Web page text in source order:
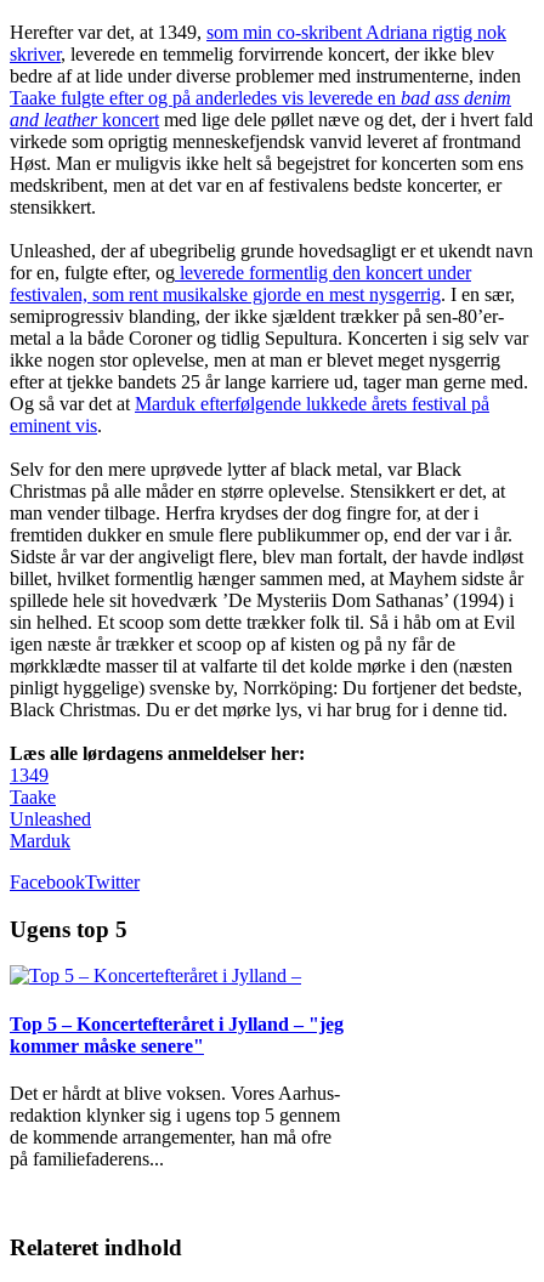
Herefter var det, at 1349, som min co-skribent Adriana rigtig nok
skriver, leverede en temmelig forvirrende koncert, der ikke blev
bedre af at lide under diverse problemer med instrumenterne, inden
Taake fulgte efter og på anderledes vis leverede en bad ass denim
and leatherkoncert med lige dele pøllet næve og det, der i hvert fald
virkede som oprigtig menneskefjendsk vanvid leveret af frontmand
Høst. Man er muligvis ikke helt så begejstret for koncerten som ens
medskribent, men at det var en af festivalens bedste koncerter, er
stensikkert.
Unleashed, der af ubegribelig grunde hovedsagligt er et ukendt navn
for en, fulgte efter, og leverede formentlig den koncert under
festivalen, som rent musikalske gjorde en mest nysgerrig. I en sær,
semiprogressiv blanding, der ikke sjældent trækker på sen-80’er-
metal a la både Coroner og tidlig Sepultura. Koncerten i sig selv var
ikke nogen stor oplevelse, men at man er blevet meget nysgerrig
efter at tjekke bandets 25 år lange karriere ud, tager man gerne med.
Og så var det at Marduk efterfølgende lukkede årets festival på
eminent vis.
Selv for den mere uprøvede lytter af black metal, var Black
Christmas på alle måder en større oplevelse. Stensikkert er det, at
man vender tilbage. Herfra krydses der dog fingre for, at der i
fremtiden dukker en smule flere publikummer op, end der var i år.
Sidste år var der angiveligt flere, blev man fortalt, der havde indløst
billet, hvilket formentlig hænger sammen med, at Mayhem sidste år
spillede hele sit hovedværk ’De Mysteriis Dom Sathanas’ (1994) i
sin helhed. Et scoop som dette trækker folk til. Så i håb om at Evil
igen næste år trækker et scoop op af kisten og på ny får de
mørkklædte masser til at valfarte til det kolde mørke i den (næsten
pinligt hyggelige) svenske by, Norrköping: Du fortjener det bedste,
Black Christmas. Du er det mørke lys, vi har brug for i denne tid.
Læs alle lørdagens anmeldelser her:
1349
Taake
Unleashed
Marduk
FacebookTwitter
Ugens top 5
Top 5 – Koncertefteråret i Jylland – "jeg
kommer måske senere"
Det er hårdt at blive voksen. Vores Aarhus-
redaktion klynker sig i ugens top 5 gennem
de kommende arrangementer, han må ofre
på familiefaderens...
Relateret indhold